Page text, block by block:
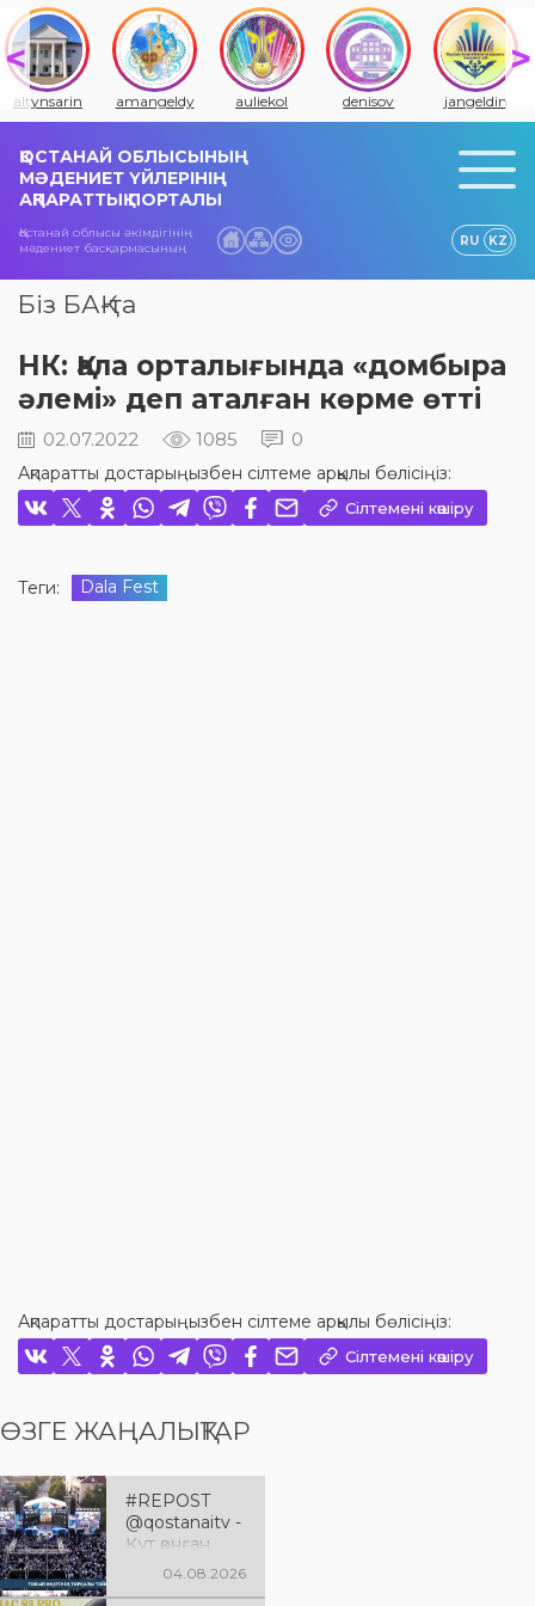
altynsarin amangeldy auliekol denisov jangeldin
ҚОСТАНАЙ ОБЛЫСЫНЫҢ
МӘДЕНИЕТ ҮЙЛЕРІНІҢ
АҚПАРАТТЫҚ ПОРТАЛЫ
Қостанай облысы әкімдігінің
мәдениет басқармасының
RU KZ
Біз БАҚ-та
НК: Қала орталығында «домбыра
әлемі» деп аталған көрме өтті
02.07.2022 1085 0
Ақпаратты достарыңызбен сілтеме арқылы бөлісіңіз:
Сілтемені көшіру
Теги: Dala Fest
Ақпаратты достарыңызбен сілтеме арқылы бөлісіңіз:
Сілтемені көшіру
ӨЗГЕ ЖАҢАЛЫҚТАР
#REPOST
@qostanaitv -
Құт қонған
Қостанай
04.08.2026